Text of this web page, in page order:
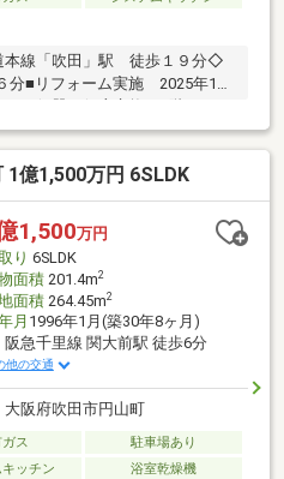
本線「吹田」駅 徒歩１９分◇
■リフォーム実施 2025年1月
レ便器、便座交換（1階）
他リフォーム履歴あり 2020年1
2019年1月屋根葺き替え工事
ニットバス交換、一階和室畳
1億1,500万円 6SLDK
1,500万円
り 6SLDK
面積201.4m2
面積264.45m2
月 1996年1月(築30年8ヶ月)
阪急千里線 関大前駅 徒歩6分
他の交通
大阪府吹田市円山町
ス
駐車場あり
ッチン 浴室乾燥機